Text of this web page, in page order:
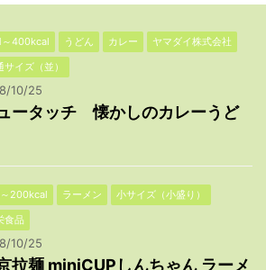
～400kcal うどん カレー
ヤマダイ株式会社
サイズ（並）
10/25
ータッチ 懐かしのカレーうど
200kcal ラーメン
小サイズ（小盛り）
食品
10/25
拉麺 miniCUPしんちゃん ラーメ